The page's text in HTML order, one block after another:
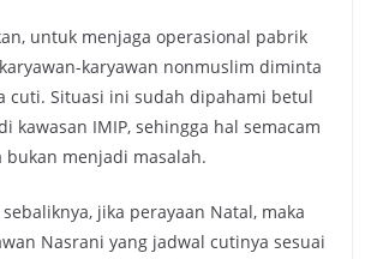
untuk menjaga operasional pabrik
karyawan nonmuslim diminta
cuti. Situasi ini sudah dipahami betul
kawasan IMIP, sehingga hal semacam
menjadi masalah.
jika perayaan Natal, maka
Nasrani yang jadwal cutinya sesuai